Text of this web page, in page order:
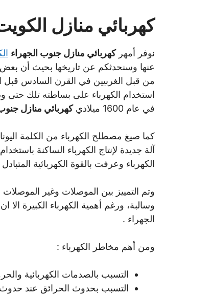
كهربائي منازل
نوفر أمهركهربائي منازل جنوب الجهراء
عنها وسنحدثكم عن تاريخها بحيث أن بعض
من قبل الغربيين في القرن السادس قبل
استخدام الكهرباء على بساطته تلك حتى
في عام 1600 ميلادي
كهربائي منازل
آلة جديدة لإنتاج الكهرباء الساكنة
الكهرباء وعرفت بالقوة الكهربائية
وتم التمييز بين الموصلات وغير
وسالبة، ورغم أهمية الكهرباء الكبيرة
الجهراء .
ومن أهم مخاطر الكهرباء :
التسبب بالصدمات الكهربائية
التسبب بحدوث الحرائق عند